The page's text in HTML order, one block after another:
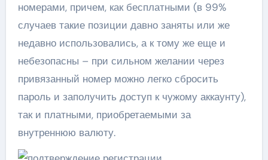
номерами, причем, как бесплатными (в 99%
случаев такие позиции давно заняты или же
недавно использовались, а к тому же еще и
небезопасны – при сильном желании через
привязанный номер можно легко сбросить
пароль и заполучить доступ к чужому аккаунту),
так и платными, приобретаемыми за
внутреннюю валюту.